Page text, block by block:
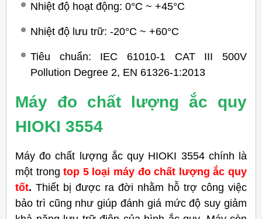
Nhiệt độ hoạt động: 0°C ~ +45°C
Nhiệt độ lưu trữ: -20°C ~ +60°C
Tiêu chuẩn: IEC 61010-1 CAT III 500V
Pollution Degree 2, EN 61326-1:2013
Máy đo chất lượng ắc quy
HIOKI 3554
Máy đo chất lượng ắc quy HIOKI 3554 chính là
một trongtop 5 loại máy đo chất lượng ắc quy
tốt. Thiết bị được ra đời nhằm hỗ trợ công việc
bảo trì cũng như giúp đánh giá mức độ suy giảm